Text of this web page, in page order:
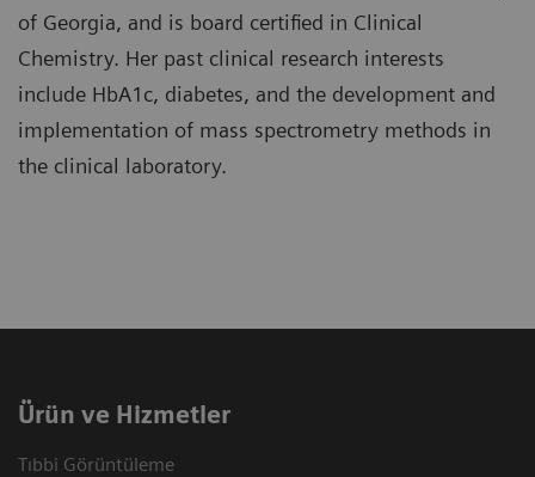
of Georgia, and is board certified in Clinical
Chemistry. Her past clinical research interests
include HbA1c, diabetes, and the development and
implementation of mass spectrometry methods in
the clinical laboratory.
Ürün ve Hizmetler
Tıbbi Görüntüleme